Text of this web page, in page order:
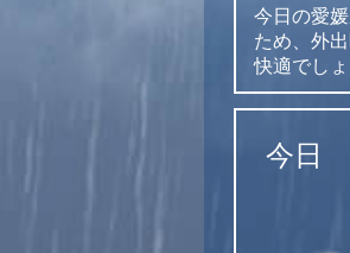
今日の愛
ため、外
快適でしょ
今日